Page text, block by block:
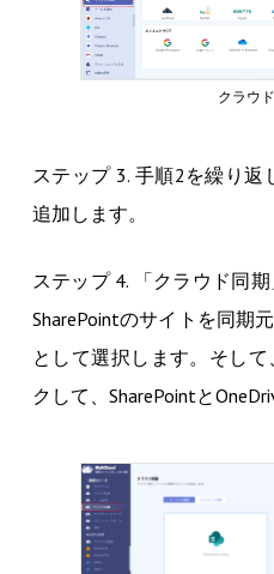
クラウ
ステップ 3. 手順2を繰り返
追加します。
ステップ 4. 「クラウド同
SharePointのサイトを同期
として選択します。そし
クして、SharePointと